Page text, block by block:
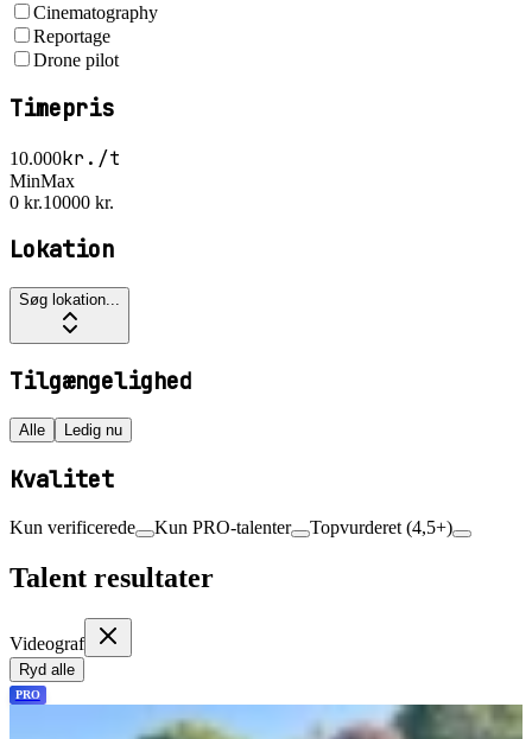
Cinematography
Reportage
Drone pilot
Timepris
10.000kr./t
MinMax
0 kr.10000 kr.
Lokation
Søg lokation...
Tilgængelighed
Alle Ledig nu
Kvalitet
Kun verificerede Kun PRO-talenter Topvurderet (4,5+)
Talent resultater
Videograf
Ryd alle
PRO